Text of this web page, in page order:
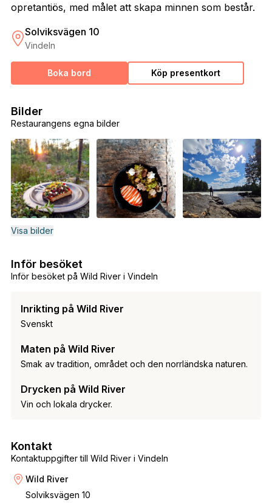
opretantiös, med målet att skapa minnen som består.
Solviksvägen 10
Vindeln
Boka bord Köp presentkort
Restaurangens egna bilder
Bilder
Visa bilder
Inför besöket på Wild River i Vindeln
Inför besöket
Inrikting på Wild River
Svenskt
Maten på Wild River
Smak av tradition, området och den norrländska naturen.
Drycken på Wild River
Vin och lokala drycker.
Kontaktuppgifter till Wild River i Vindeln
Kontakt
Wild River
Solviksvägen 10